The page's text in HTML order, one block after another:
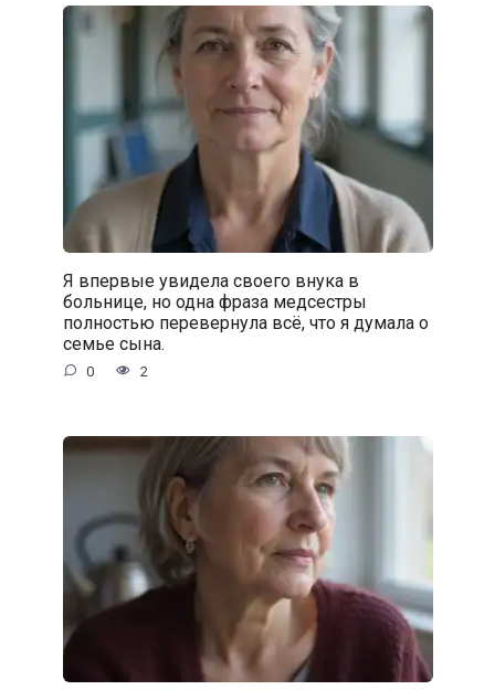
Я впервые увидела своего внука в
больнице, но одна фраза медсестры
полностью перевернула всё, что я думала о
семье сына.
0 2